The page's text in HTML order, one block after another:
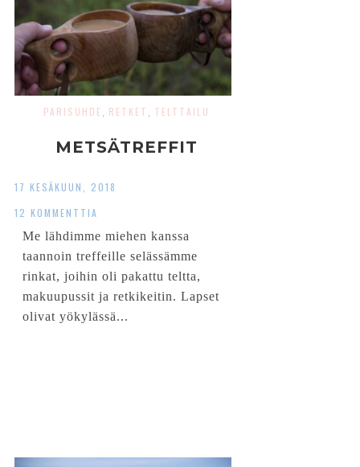
PARISUHDE RETKET TELTTAILU
METSÄTREFFIT
17 KESÄKUUN, 2018
12 KOMMENTTIA
Me lähdimme miehen kanssa
taannoin treffeille selässämme
rinkat, joihin oli pakattu teltta,
makuupussit ja retkikeitin. Lapset
olivat yökylässä...